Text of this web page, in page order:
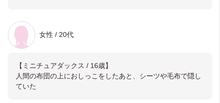
女性 / 20代
【ミニチュアダックス / 16歳】
人間の布団の上におしっこをしたあと、シーツや毛布で隠し
ていた